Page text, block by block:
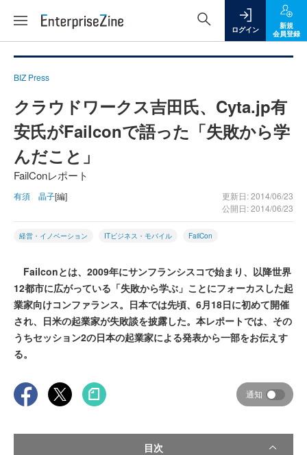
ログイン
新規
会員登録
BIZ Press
クラウドワークス吉田氏、Cyta.jp有
安氏がFailconで語った「失敗から学
んだこと」
FailConレポート
有須 晶子[編]
更新日: 2014/06/23
公開日: 2014/06/23
経営・イノベーション ITビジネス・モバイル FailCon
Failconとは、2009年にサンフランシスコで始まり、以降世界
12都市に広がっている「失敗から学ぶ」ことにフォーカスした起
業家向けコンファランス。日本では先頃、6月18日に初めて開催
され、日米の起業家が失敗談を披露した。本レポートでは、その
うちセッション2の日本の起業家による発表から一部をお伝えす
る。
通知
目次